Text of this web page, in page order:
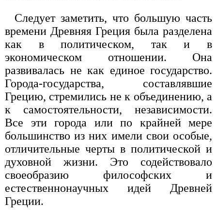
Следует заметить, что большую часть
времени Древняя Греция была разделена
как в политическом, так и в
экономическом отношении. Она
развивалась не как единое государство.
Города-государства, составлявшие
Грецию, стремились не к объединению, а
к самостоятельности, независимости.
Все эти города или по крайней мере
большинство из них имели свои особые,
отличительные черты в политической и
духовной жизни. Это содействовало
своеобразию философских и
естественнонаучных идей Древней
Греции.